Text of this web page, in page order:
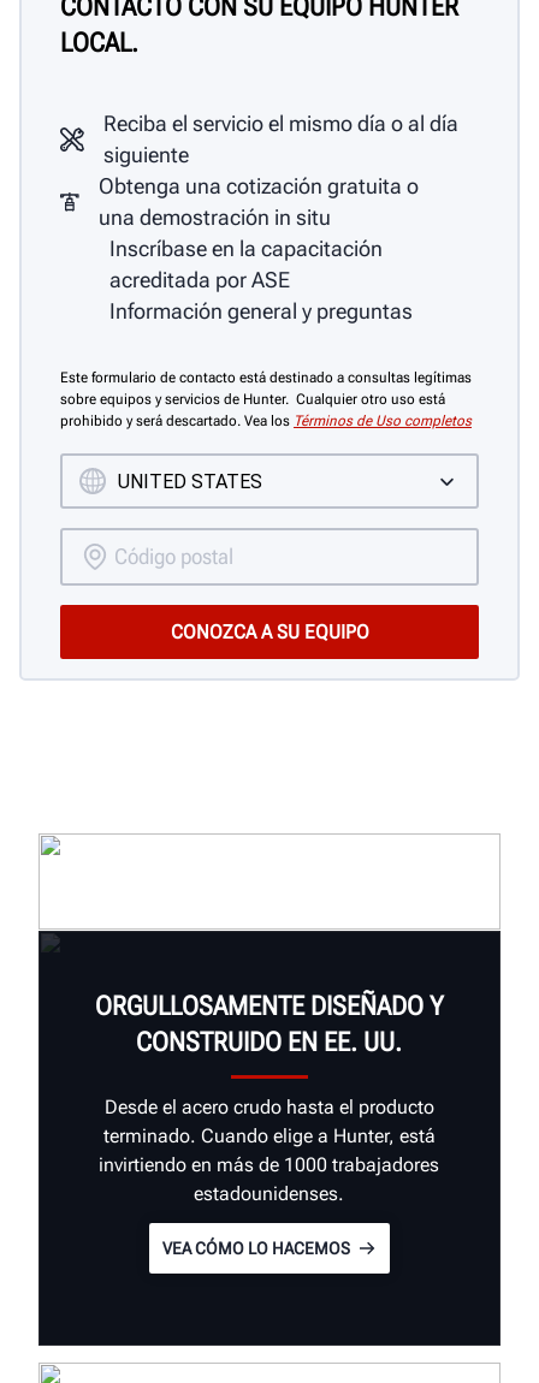
CONTACTO CON SU EQUIPO HUNTER
LOCAL.
Reciba el servicio el mismo día o al día
siguiente
Obtenga una cotización gratuita o
una demostración in situ
Inscríbase en la capacitación
acreditada por ASE
Información general y preguntas
Este formulario de contacto está destinado a consultas legítimas
sobre equipos y servicios de Hunter. Cualquier otro uso está
prohibido y será descartado. Vea los Términos de Uso completos
ORGULLOSAMENTE DISEÑADO Y
CONSTRUIDO EN EE. UU.
Desde el acero crudo hasta el producto
terminado. Cuando elige a Hunter, está
invirtiendo en más de 1000 trabajadores
estadounidenses.
VEA CÓMO LO HACEMOS